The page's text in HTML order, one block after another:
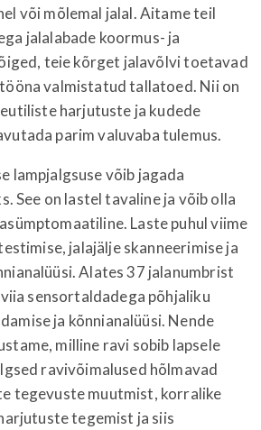
või mõlemal jalal. Aitame teil
jalalabade koormus- ja
teie kõrget jalavõlvi toetavad
valmistatud tallatoed. Nii on
harjutuste ja kudede
parim valuvaba tulemus.
lampjalgsuse võib jagada
See on lastel tavaline ja võib olla
Laste puhul viime
jalajälje skanneerimise ja
Alates 37 jalanumbrist
sensortaldadega põhjaliku
ja kõnnianalüüsi. Nende
milline ravi sobib lapsele
ravivõimalused hõlmavad
tegevuste muutmist, korralike
tegemist ja siis